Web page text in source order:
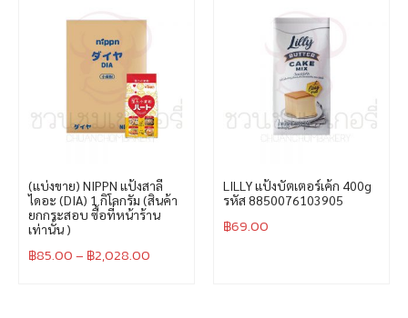
(แบ่งขาย) NIPPN แป้งสาลี
ไดอะ (DIA) 1 กิโลกรัม (สินค้า
ยกกระสอบ ซื้อที่หน้าร้าน
เท่านั้น )
฿85.00– ฿2,028.00
LILLY แป้งบัตเตอร์เค้ก 400g
รหัส 8850076103905
฿69.00